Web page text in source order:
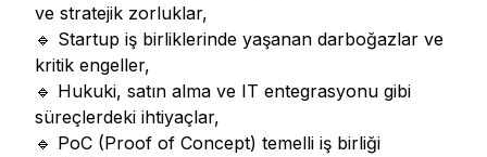
ve stratejik zorluklar,
🔹 Startup iş birliklerinde yaşanan darboğazlar ve
kritik engeller,
🔹 Hukuki, satın alma ve IT entegrasyonu gibi
süreçlerdeki ihtiyaçlar,
🔹 PoC (Proof of Concept) temelli iş birliği